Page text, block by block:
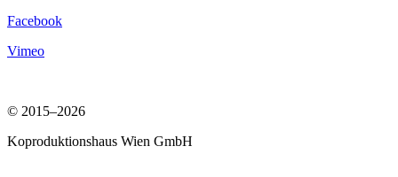
Facebook
Vimeo
© 2015–2026
Koproduktionshaus Wien GmbH